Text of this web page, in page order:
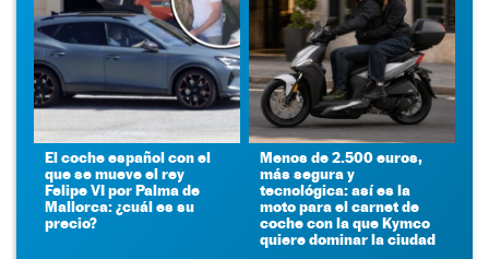
El coche español con el
que se mueve el rey
Felipe VI por Palma de
Mallorca: ¿cuál es su
precio?
Menos de 2.500 euros,
más segura y
tecnológica: así es la
moto para el carnet de
coche con la que Kymco
quiere dominar la ciudad